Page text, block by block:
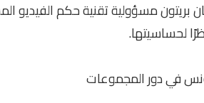
لحساسيتها.
في دور المجموعات